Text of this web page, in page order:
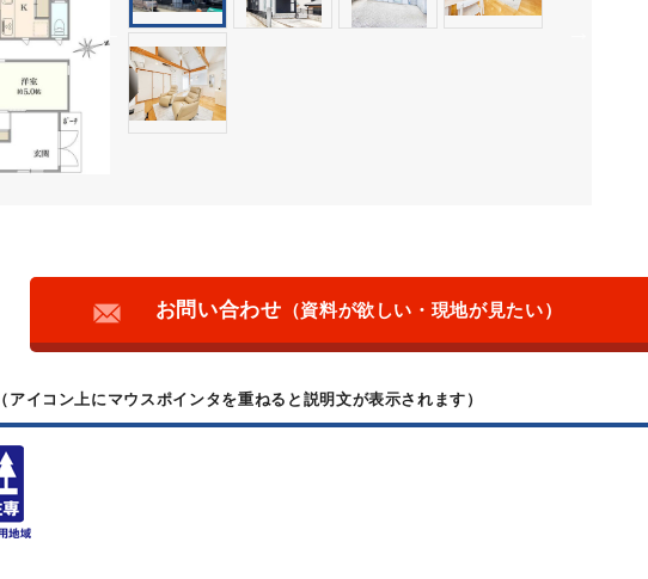
お問い合わせ （資料が欲しい・現地が見たい）
（アイコン上にマウスポインタを重ねると説明文が表示されます）